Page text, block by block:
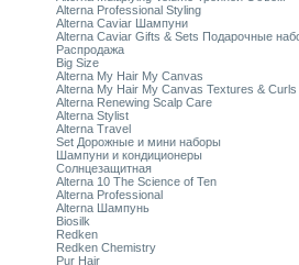
Alterna Professional Styling
Alterna Caviar Шампуни
Alterna Caviar Gifts & Sets Подарочные
Распродажа
Big Size
Alterna My Hair My Canvas
Alterna My Hair My Canvas Textures & Curls
Alterna Renewing Scalp Care
Alterna Stylist
Alterna Travel
Set Дорожные и мини наборы
Шампуни и кондиционеры
Солнцезащитная
Alterna 10 The Science of Ten
Alterna Professional
Alterna Шампунь
Biosilk
Redken
Redken Chemistry
Pur Hair